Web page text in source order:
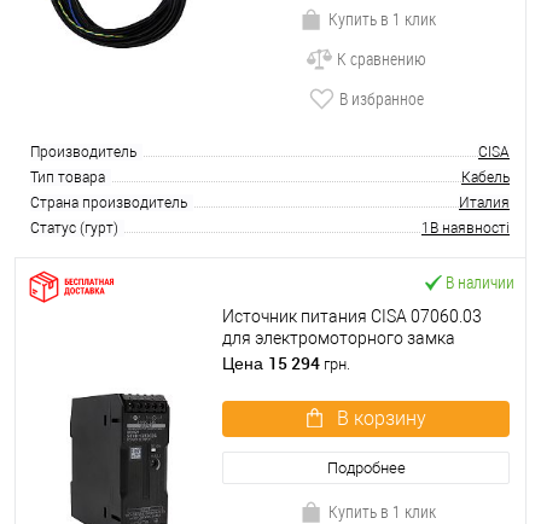
Купить в 1 клик
К сравнению
В избранное
Производитель
CISA
Тип товара
Кабель
Страна производитель
Италия
Статус (гурт)
1В наявності
В наличии
Источник питания CISA 07060.03
для электромоторного замка
Цена 15 294 грн.
В корзину
Подробнее
Купить в 1 клик